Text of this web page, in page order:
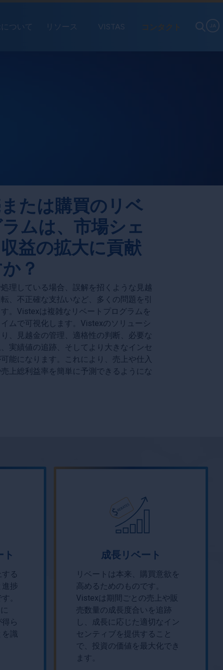
JA
ついて リソース VISTAS コンタクト
たは購買のリベ
ムは、市場シェ
益の拡大に貢献
？
理している場合、誤解を招くような見越
、不正確な支払いなど、多くの問題を引
。Vistexは複雑なリベートプログラムを
ムで可視化します。Vistexのソリューシ
、見越金の管理、適格性の判断、必要な
実績値の追跡、そしてより大きなインセ
能になります。これにより、売上や仕入
上総利益率を簡単に予測できるようにな
る
捗
。
ら
識
成長リベート
リベートは本来、購買意欲を
高めるためのものです。
Vistexは期間ごとの売上や販
売数量の成長度合いを追跡
し、成長に応じた適切なイン
センティブを提供すること
で、投資の価値を最大化でき
ます。